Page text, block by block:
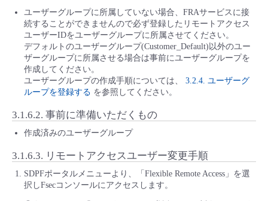
ユーザーグループに所属していない場合、FRAサービスに接
続することができませんので必ず登録したリモートアクセス
ユーザーIDをユーザーグループに所属させてください。
デフォルトのユーザーグループ(Customer_Default)以外のユー
ザーグループに所属させる場合は事前にユーザーグループを
作成してください。
ユーザーグループの作成手順については、 3.2.4. ユーザーグ
ループを登録する を参照してください。
3.1.6.2. 事前に準備いただくもの
作成済みのユーザーグループ
3.1.6.3. リモートアクセスユーザー変更手順
SDPFポータルメニューより、「Flexible Remote Access」を選
択しFsecコンソールにアクセスします。